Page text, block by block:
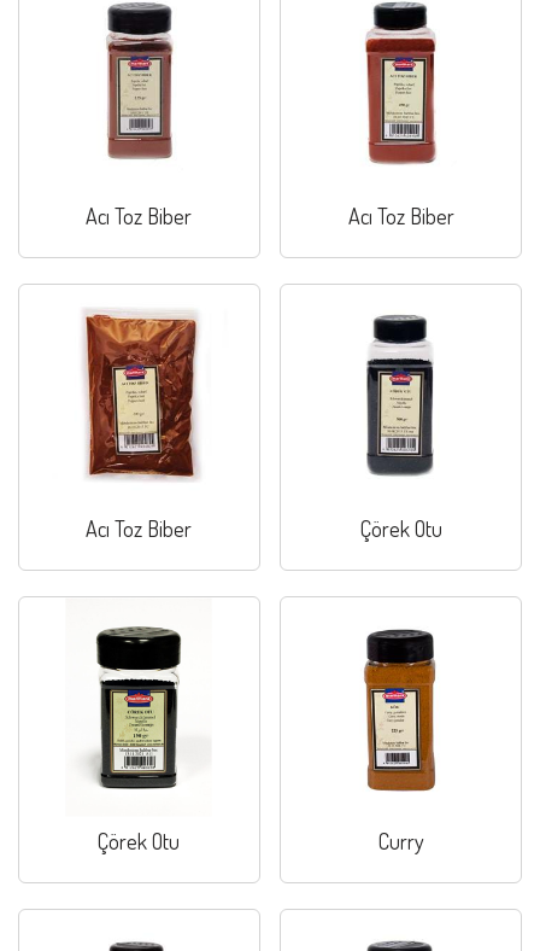
Acı Toz Biber Acı Toz Biber
Acı Toz Biber Çörek Otu
Çörek Otu Curry